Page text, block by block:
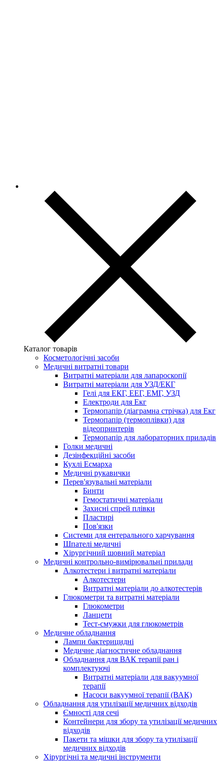
Каталог товарів
Косметологічні засоби
Медичні витратні товари
Витратні матеріали для лапароскопії
Витратні матеріали для УЗД/ЕКГ
Гелі для ЕКГ, ЕЕГ, ЕМГ, УЗД
Електроди для Екг
Термопапір (діаграмна стрічка) для Екг
Термопапір (термоплівки) для
відеопринтерів
Термопапір для лабораторних приладів
Голки медичні
Дезінфекційні засоби
Кухлі Есмарха
Медичні рукавички
Перев'язувальні матеріали
Бинти
Гемостатичні матеріали
Захисні спрей плівки
Пластирі
Пов'язки
Системи для ентерального харчування
Шпателі медичні
Хірургічний шовний матеріал
Медичні контрольно-вимірювальні прилади
Алкотестери і витратні матеріали
Алкотестери
Витратні матеріали до алкотестерів
Глюкометри та витратні матеріали
Глюкометри
Ланцети
Тест-смужки для глюкометрів
Медичне обладнання
Лампи бактерицидні
Медичне діагностичне обладнання
Обладнання для ВАК терапії ран і
комплектуючі
Витратні матеріали для вакуумної
терапії
Насоси вакуумної терапії (ВАК)
Обладнання для утилізації медичних відходів
Ємності для сечі
Контейнери для збору та утилізації медичних
відходів
Пакети та мішки для збору та утилізації
медичних відходів
Хірургічні та медичні інструменти